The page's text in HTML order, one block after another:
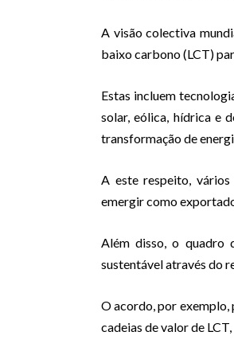
A visão colectiva
baixo carbono (LCT)
Estas incluem
solar, eólica, hídrica e
transformação de
A este respeito,
emergir como
Além disso, o quadro
sustentável através do
O acordo, por exemplo,
cadeias de valor de